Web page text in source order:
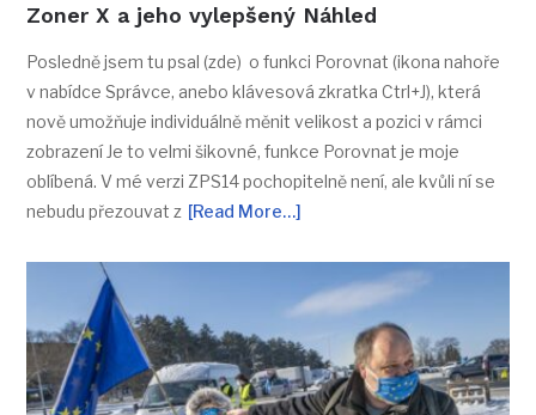
Zoner X a jeho vylepšený Náhled
Posledně jsem tu psal (zde) o funkci Porovnat (ikona nahoře
v nabídce Správce, anebo klávesová zkratka Ctrl+J), která
nově umožňuje individuálně měnit velikost a pozici v rámci
zobrazení Je to velmi šikovné, funkce Porovnat je moje
oblíbená. V mé verzi ZPS14 pochopitelně není, ale kvůli ní se
nebudu přezouvat z [Read More…]